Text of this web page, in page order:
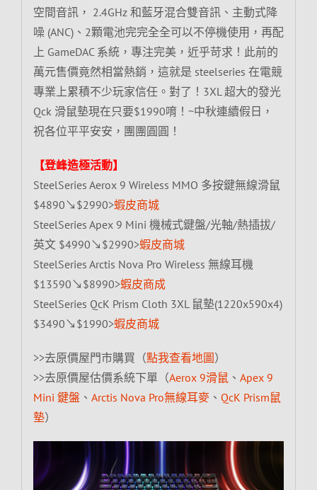
空間音訊， 2.4GHz 和藍牙混合雙音訊、主動式降
噪 (ANC)、2顆電池完完全全可以不停機使用，再配
上 GameDAC 系統，專注完美，近乎苛求！此前的
萬元售價竟然相當熱銷，這就是 steelseries 在電競
專業上累積不少玩家信任。對了！3XL 超大的發光
Qck 滑鼠墊現在只要$1990唷！~中秋連續假日，
祝各位平平安安，團團圓圓！
【登峰造極活動】
SteelSeries Aerox 9 Wireless MMO 多按鍵無線滑鼠
$4890↘$2990>蝦皮商城
SteelSeries Apex 9 Mini 機械式鍵盤/光軸/熱插拔/
英文 $4990↘$2990>蝦皮商城
SteelSeries Arctis Nova Pro Wireless 無線耳機
$13590↘$8990>蝦皮商成
SteelSeries QcK Prism Cloth 3XL 鼠墊(1220x590x4)
$3490↘$1990>蝦皮商城
>>去原價屋門市購買（點我查看地圖）
>>去原價屋估價系統下單（Aerox 9滑鼠 、 Apex 9
Mini 鍵盤、 Arctis Nova Pro無線耳麥、 QcK Prism鼠
墊）